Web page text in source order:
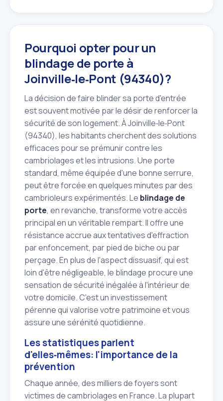
Pourquoi opter pour un
blindage de porte à
Joinville‑le‑Pont (94340)?
La décision de faire blinder sa porte d'entrée
est souvent motivée par le désir de renforcer la
sécurité de son logement. À Joinville‑le‑Pont
(94340), les habitants cherchent des solutions
efficaces pour se prémunir contre les
cambriolages et les intrusions. Une porte
standard, même équipée d'une bonne serrure,
peut être forcée en quelques minutes par des
cambrioleurs expérimentés. Le blindage de
porte, en revanche, transforme votre accès
principal en un véritable rempart. Il offre une
résistance accrue aux tentatives d'effraction
par enfoncement, par pied de biche ou par
perçage. En plus de l'aspect dissuasif, qui est
loin d'être négligeable, le blindage procure une
sensation de sécurité inégalée à l'intérieur de
votre domicile. C'est un investissement
pérenne qui valorise votre patrimoine et vous
assure une sérénité quotidienne.
Les statistiques parlent
d'elles‑mêmes: l'importance de la
prévention
Chaque année, des milliers de foyers sont
victimes de cambriolages en France. La plupart